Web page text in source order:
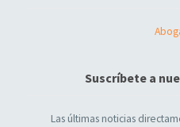
Suscríbete a
Las últimas noticias